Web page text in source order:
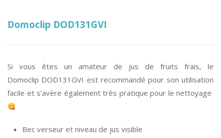
Domoclip DOD131GVI
Si vous êtes un amateur de jus de fruits frais, le
Domoclip DOD131GVI est recommandé pour son utilisation
facile et s’avère également très pratique pour le nettoyage
Bec verseur et niveau de jus visible